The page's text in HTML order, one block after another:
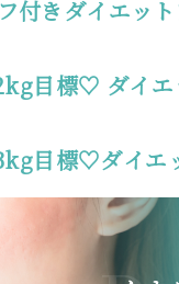
付きダイエッ
目標♡ ダイエ
目標♡ダイエ